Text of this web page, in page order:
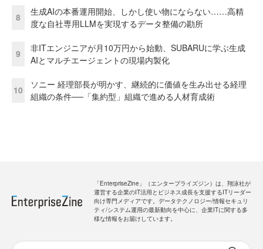
8
生成AIの本番運用開始、しかし使い物にならない……高精
度な自社専用LLMを実現するデータ整備の勘所
9
非ITエンジニアが月10万円から始動、SUBARUに学ぶ生成
AIとマルチエージェントの現場内製化
10
ソニー 経理部長が明かす、継続的に価値を生み出せる経理
組織の条件──「集約型」組織で進める人材育成術
「EnterpriseZine」（エンタープライズジン）は、翔泳社が
運営する企業のIT活用とビジネス成長を支援するITリーダー
向け専門メディアです。データテクノロジー/情報セキュリ
ティ/システム運用の最新動向を中心に、企業ITに関する多
様な情報をお届けしています。